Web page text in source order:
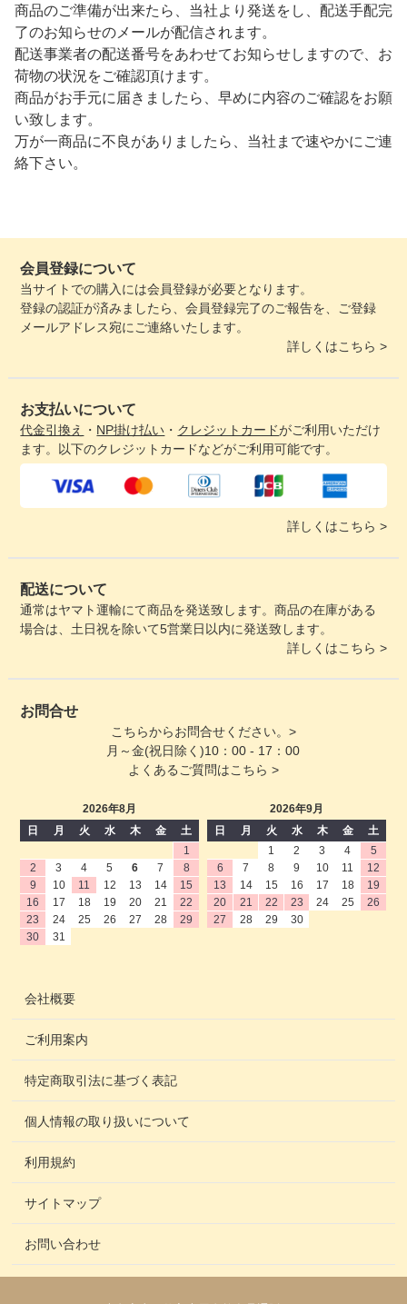
商品のご準備が出来たら、当社より発送をし、配送手配完
了のお知らせのメールが配信されます。
配送事業者の配送番号をあわせてお知らせしますので、お
荷物の状況をご確認頂けます。
商品がお手元に届きましたら、早めに内容のご確認をお願
い致します。
万が一商品に不良がありましたら、当社まで速やかにご連
絡下さい。
会員登録について
当サイトでの購入には会員登録が必要となります。
登録の認証が済みましたら、会員登録完了のご報告を、ご登録
メールアドレス宛にご連絡いたします。
詳しくはこちら >
お支払いについて
代金引換え ・ NP掛け払い ・ クレジットカードがご利用いただけ
ます。以下のクレジットカードなどがご利用可能です。
詳しくはこちら >
配送について
通常はヤマト運輸にて商品を発送致します。商品の在庫がある
場合は、土日祝を除いて5営業日以内に発送致します。
詳しくはこちら >
お問合せ
こちらからお問合せください。>
月～金(祝日除く)10：00 - 17：00
よくあるご質問はこちら >
2026年8月
日
月 火 水 木 金
土
1
2
3 4 5 6 7
8
9
10 11 12 13 14
15
16
17 18 19 20 21
22
23
24 25 26 27 28
29
30
31
2026年9月
日
月 火 水 木 金
土
1
2 3 4
5
6
7 8 9 10 11
12
13
14 15 16 17 18
19
20
21 22 23 24 25
26
27
28 29 30
会社概要
ご利用案内
特定商取引法に基づく表記
個人情報の取り扱いについて
利用規約
サイトマップ
お問い合わせ